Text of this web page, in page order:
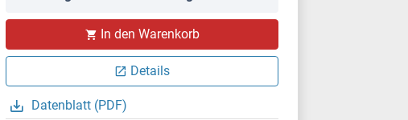
In den Warenkorb
Details
Datenblatt (PDF)